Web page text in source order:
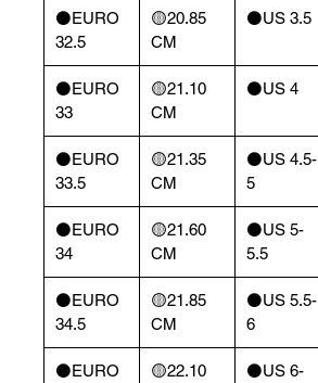
⚫️EURO
32.5
🟡20.85
CM
⚫️US 3.5
⚫️EURO
33
🟡21.10
CM
⚫️US 4
⚫️EURO
33.5
🟡21.35
CM
⚫️US 4.5-
5
⚫️EURO
34
🟡21.60
CM
⚫️US 5-
5.5
⚫️EURO
34.5
🟡21.85
CM
⚫️US 5.5-
6
⚫️EURO
🟡22.10
⚫️US 6-